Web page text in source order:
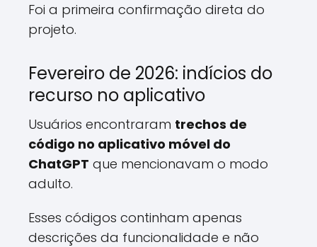
Foi a primeira confirmação direta do
projeto.
Fevereiro de 2026: indícios do
recurso no aplicativo
Usuários encontraram trechos de
código no aplicativo móvel do
ChatGPT que mencionavam o modo
adulto.
Esses códigos continham apenas
descrições da funcionalidade e não